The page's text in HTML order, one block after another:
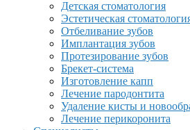
Детская стоматология
Эстетическая
Отбеливание зубов
Имплантация зубов
Протезирование зубов
Брекет-система
Изготовление капп
Лечение пародонтита
Удаление кисты и
Лечение перикоронита